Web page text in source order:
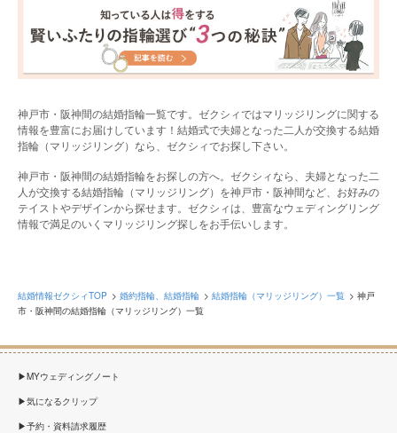
神戸市・阪神間の結婚指輪一覧です。ゼクシィではマリッジリングに関する
情報を豊富にお届けしています！結婚式で夫婦となった二人が交換する結婚
指輪（マリッジリング）なら、ゼクシィでお探し下さい。
神戸市・阪神間の結婚指輪をお探しの方へ。ゼクシィなら、夫婦となった二
人が交換する結婚指輪（マリッジリング）を神戸市・阪神間など、お好みの
テイストやデザインから探せます。ゼクシィは、豊富なウェディングリング
情報で満足のいくマリッジリング探しをお手伝いします。
結婚情報ゼクシィTOP 婚約指輪、結婚指輪 結婚指輪（マリッジリング）一覧
神戸
市・阪神間の結婚指輪（マリッジリング）一覧
MYウェディングノート
気になるクリップ
予約・資料請求履歴